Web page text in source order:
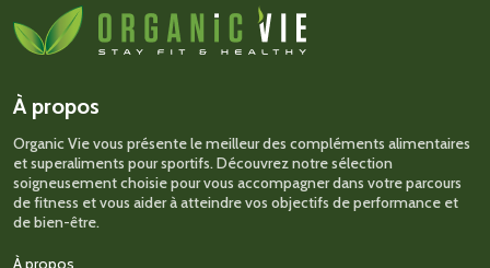
options
peuvent
être
la
du
produit
À propos
Organic Vie vous présente le meilleur des compléments alimentaires
et superaliments pour sportifs. Découvrez notre sélection
soigneusement choisie pour vous accompagner dans votre parcours
de fitness et vous aider à atteindre vos objectifs de performance et
de bien-être.
À propos